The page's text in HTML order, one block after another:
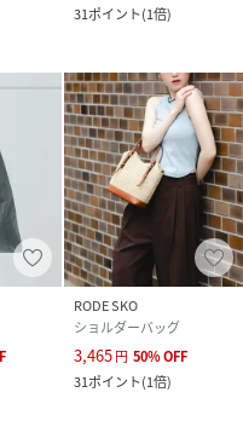
31ポイント(1倍)
RODE SKO
ショルダーバッグ
3,465円 50%OFF
31ポイント(1倍)